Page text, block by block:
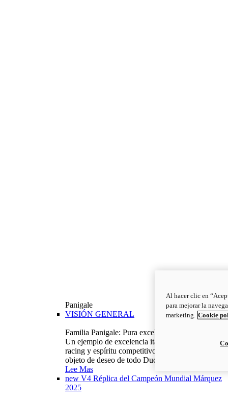
Panigale
VISIÓN GENERAL
Familia Panigale: Pura excelencia italiana.
Un ejemplo de excelencia italiana, con ADN
racing y espíritu competitivo: la Panigale es el
objeto de deseo de todo Ducatista.
Lee Mas
new V4 Réplica del Campeón Mundial Márquez
2025
Al hacer clic en
para mejorar la
marketing. Cookie